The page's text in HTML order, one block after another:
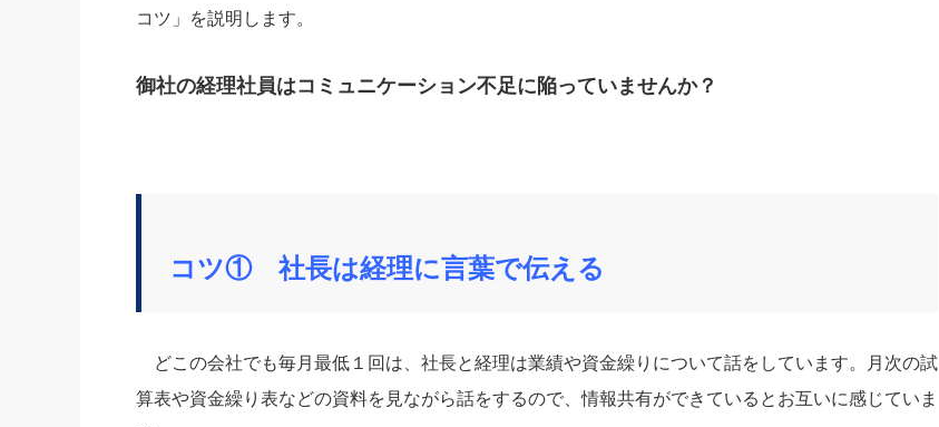
コツ」を説明します。
御社の経理社員はコミュニケーション不足に陥っていませんか？
コツ① 社長は経理に言葉で伝える
どこの会社でも毎月最低１回は、社長と経理は業績や資金繰りについて話をしています。月次の試
算表や資金繰り表などの資料を見ながら話をするので、情報共有ができているとお互いに感じていま